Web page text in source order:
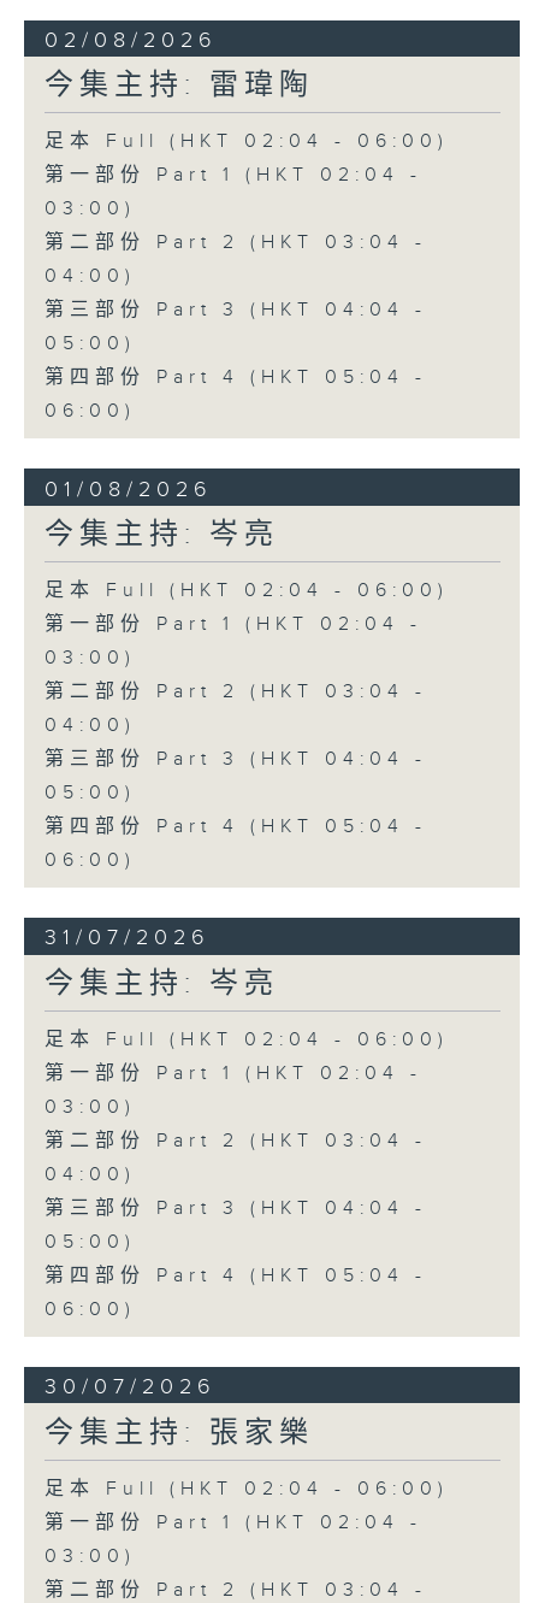
02/08/2026
今集主持: 雷瑋陶
足本 Full (HKT 02:04 - 06:00)
第一部份 Part 1 (HKT 02:04 -
03:00)
第二部份 Part 2 (HKT 03:04 -
04:00)
第三部份 Part 3 (HKT 04:04 -
05:00)
第四部份 Part 4 (HKT 05:04 -
06:00)
01/08/2026
今集主持: 岑亮
足本 Full (HKT 02:04 - 06:00)
第一部份 Part 1 (HKT 02:04 -
03:00)
第二部份 Part 2 (HKT 03:04 -
04:00)
第三部份 Part 3 (HKT 04:04 -
05:00)
第四部份 Part 4 (HKT 05:04 -
06:00)
31/07/2026
今集主持: 岑亮
足本 Full (HKT 02:04 - 06:00)
第一部份 Part 1 (HKT 02:04 -
03:00)
第二部份 Part 2 (HKT 03:04 -
04:00)
第三部份 Part 3 (HKT 04:04 -
05:00)
第四部份 Part 4 (HKT 05:04 -
06:00)
30/07/2026
今集主持: 張家樂
足本 Full (HKT 02:04 - 06:00)
第一部份 Part 1 (HKT 02:04 -
03:00)
第二部份 Part 2 (HKT 03:04 -